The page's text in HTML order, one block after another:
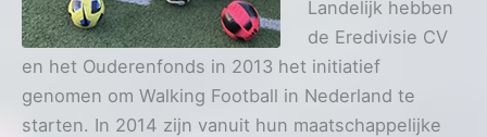
Landelijk hebben
de Eredivisie CV
en het Ouderenfonds in 2013 het initiatief
genomen om Walking Football in Nederland te
starten. In 2014 zijn vanuit hun maatschappelijke